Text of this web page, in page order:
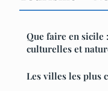
Que faire en sicile
culturelles et
Les villes les plus